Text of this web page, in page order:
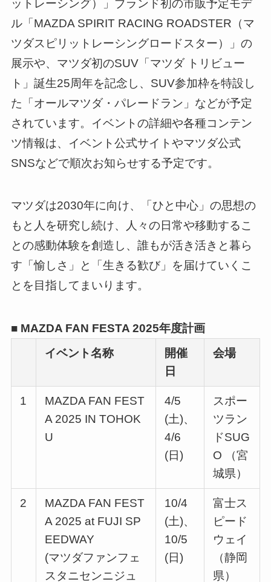
ットレーシング）」ブランド初の市販予定モデ
ル「MAZDA SPIRIT RACING ROADSTER（マ
ツダスピリットレーシングロードスター）」の
展示や、マツダ初のSUV「マツダ トリビュー
ト」誕生25周年を記念し、SUV参加枠を特設し
た「オールマツダ・パレードラン」などが予定
されています。イベントの詳細や各種コンテン
ツ情報は、イベント公式サイトやマツダ公式
SNSなどで順次お知らせする予定です。
マツダは2030年に向け、「ひと中心」の思想の
もと人を研究し続け、人々の日常や移動するこ
との感動体験を創造し、誰もが活き活きと暮ら
す「愉しさ」と「生きる歓び」を届けていくこ
とを目指してまいります。
■ MAZDA FAN FESTA 2025年度計画
イベント名称
開催
日
会場
1
MAZDA FAN FEST
A 2025 IN TOHOK
U
4/5
(土)、
4/6
(日)
スポー
ツラン
ドSUG
O （宮
城県）
2
MAZDA FAN FEST
A 2025 at FUJI SP
EEDWAY
(マツダファンフェ
スタニセンニジュ
10/4
(土)、
10/5
(日)
富士ス
ピード
ウェイ
（静岡
県）